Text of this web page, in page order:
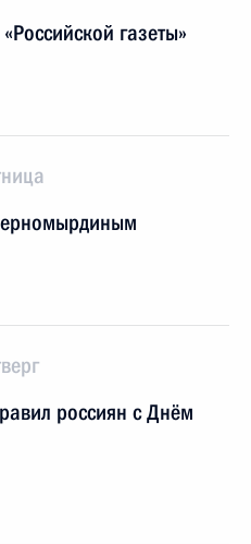
газеты»
россиян с Днём